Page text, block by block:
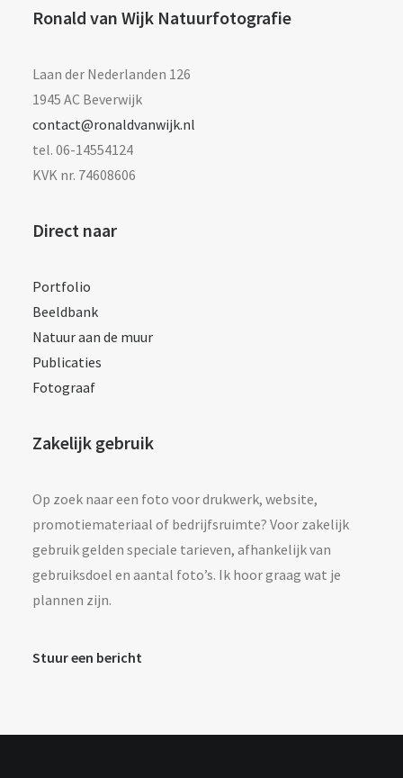
Ronald van Wijk Natuurfotografie
Laan der Nederlanden 126
1945 AC Beverwijk
contact@ronaldvanwijk.nl
tel. 06-14554124
KVK nr. 74608606
Direct naar
Portfolio
Beeldbank
Natuur aan de muur
Publicaties
Fotograaf
Zakelijk gebruik
Op zoek naar een foto voor drukwerk, website,
promotiemateriaal of bedrijfsruimte? Voor zakelijk
gebruik gelden speciale tarieven, afhankelijk van
gebruiksdoel en aantal foto’s. Ik hoor graag wat je
plannen zijn.
Stuur een bericht